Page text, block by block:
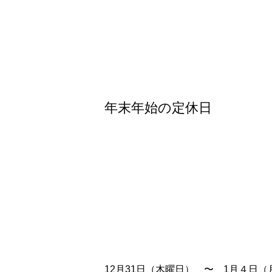
年末年始の定休日
12月31日（木曜日）　〜　1月４日（